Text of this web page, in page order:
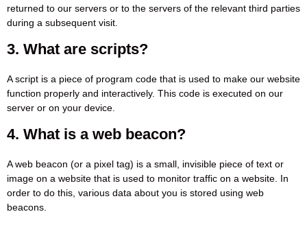
returned to our servers or to the servers of the relevant third parties
during a subsequent visit.
3. What are scripts?
A script is a piece of program code that is used to make our website
function properly and interactively. This code is executed on our
server or on your device.
4. What is a web beacon?
A web beacon (or a pixel tag) is a small, invisible piece of text or
image on a website that is used to monitor traffic on a website. In
order to do this, various data about you is stored using web
beacons.